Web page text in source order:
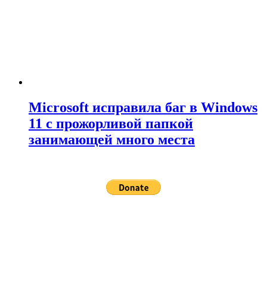
Microsoft исправила баг в Windows
11 с прожорливой папкой
занимающей много места